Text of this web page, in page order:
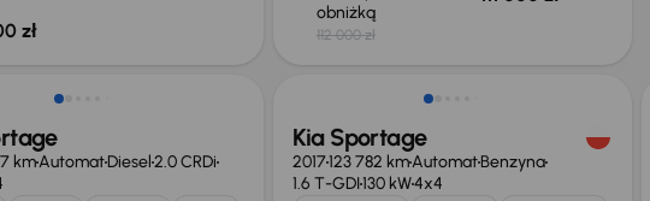
zł
obniżką
112 000 zł
kmAutomatDiesel2.0 CRDi
Taniej o 500 zł
Kia Sportage
2017123 782 kmAutomatBenzyna
1.6 T-GDI130 kW4x4